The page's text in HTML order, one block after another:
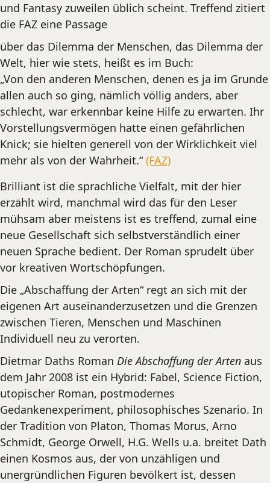
und Fantasy zuweilen üblich scheint. Treffend zitiert
die FAZ eine Passage
über das Dilemma der Menschen, das Dilemma der
Welt, hier wie stets, heißt es im Buch:
„Von den anderen Menschen, denen es ja im Grunde
allen auch so ging, nämlich völlig anders, aber
schlecht, war erkennbar keine Hilfe zu erwarten. Ihr
Vorstellungsvermögen hatte einen gefährlichen
Knick; sie hielten generell von der Wirklichkeit viel
mehr als von der Wahrheit.“(FAZ)
Brilliant ist die sprachliche Vielfalt, mit der hier
erzählt wird, manchmal wird das für den Leser
mühsam aber meistens ist es treffend, zumal eine
neue Gesellschaft sich selbstverständlich einer
neuen Sprache bedient. Der Roman sprudelt über
vor kreativen Wortschöpfungen.
Die „Abschaffung der Arten“ regt an sich mit der
eigenen Art auseinanderzusetzen und die Grenzen
zwischen Tieren, Menschen und Maschinen
Individuell neu zu verorten.
Dietmar Daths Roman Die Abschaffung der Arten aus
dem Jahr 2008 ist ein Hybrid: Fabel, Science Fiction,
utopischer Roman, postmodernes
Gedankenexperiment, philosophisches Szenario. In
der Tradition von Platon, Thomas Morus, Arno
Schmidt, George Orwell, H.G. Wells u.a. breitet Dath
einen Kosmos aus, der von unzähligen und
unergründlichen Figuren bevölkert ist, dessen